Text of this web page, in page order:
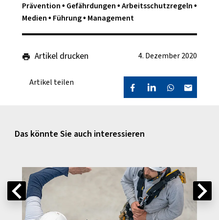
Prävention
Gefährdungen Arbeitsschutzregeln
Medien
Führung Management
Artikel drucken 4. Dezember 2020
Artikel teilen
Das könnte Sie auch interessieren